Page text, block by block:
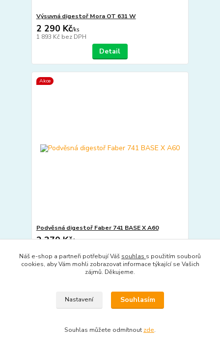
Výsuvná digestoř Mora OT 631 W
2 290 Kč/ks
1 893 Kč bez DPH
Detail
Akce
Podvěsná digestoř Faber 741 BASE X A60
2 370 Kč/ks
Detail
Náš e-shop a partneři potřebují Váš souhlas s použitím souborů
cookies, aby Vám mohli zobrazovat informace týkající se Vašich
zájmů. Děkujeme.
Nastavení Souhlasím
Souhlas můžete odmítnout zde.